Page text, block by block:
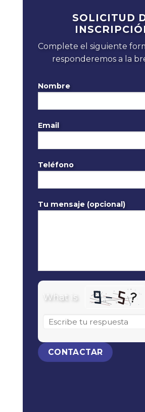
SOLICITUD
Complete el siguiente
responderemos a la
Nombre
Email
Teléfono
Tu mensaje (opcional)
What is
image to continue.